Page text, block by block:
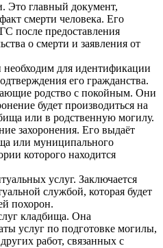
Это главный документ,
смерти человека. Его
после предоставления
о смерти и заявления от
для идентификации
его гражданства.
родство с покойным. Они
будет производиться на
или в родственную могилу.
захоронения. Его выдаёт
или муниципального
которого находится
услуг. Заключается
службой, которая будет
похорон.
кладбища. Она
услуг по подготовке могилы,
работ, связанных с